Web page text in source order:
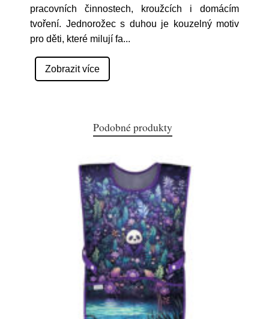
pracovních činnostech, kroužcích i domácím
tvoření. Jednorožec s duhou je kouzelný motiv
pro děti, které milují fa...
Zobrazit více
Podobné produkty